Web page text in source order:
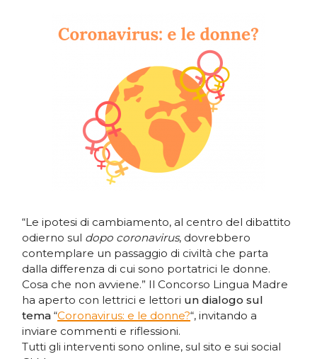
“Le ipotesi di cambiamento, al centro del dibattito
odierno sul dopo coronavirus, dovrebbero
contemplare un passaggio di civiltà che parta
dalla differenza di cui sono portatrici le donne.
Cosa che non avviene.” Il Concorso Lingua Madre
ha aperto con lettrici e lettori un dialogo sul
tema “Coronavirus: e le donne?“, invitando a
inviare commenti e riflessioni.
Tutti gli interventi sono online, sul sito e sui social